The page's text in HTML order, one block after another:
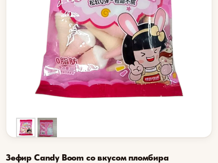
Зефир Candy Boom со вкусом пломбира